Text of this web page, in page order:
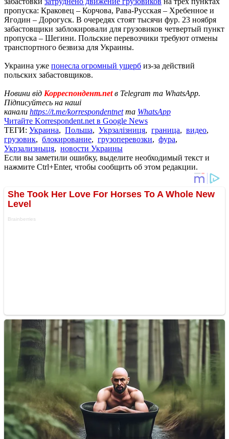
пропуска: Краковец – Корчова, Рава-Русская – Хребенное и
Ягодин – Дорогуск. В очередях стоят тысячи фур. 23 ноября
забастовщики заблокировали для грузовиков четвертый пункт
пропуска – Шегини. Польские перевозчики требуют отмены
транспортного безвиза для Украины.
Украина уже понесла огромный ущерб из-за действий
польских забастовщиков.
Новини від Корреспондент.netв Telegram та WhatsApp.
Підписуйтесь на наші
канали https://t.me/korrespondentnetта WhatsApp
Читайте Korrespondent.net в Google News
ТЕГИ: Украина, Польша, Укрзалізниця, граница, видео,
грузовик, блокирование, грузоперевозки, фура,
Укрзализныця, новости Украины
Если вы заметили ошибку, выделите необходимый текст и
нажмите Ctrl+Enter, чтобы сообщить об этом редакции.